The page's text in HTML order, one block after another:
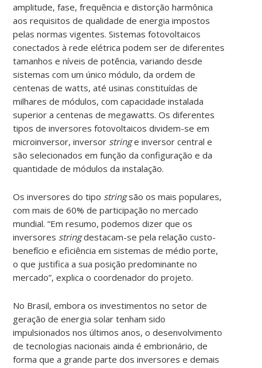
amplitude, fase, frequência e distorção harmônica
aos requisitos de qualidade de energia impostos
pelas normas vigentes. Sistemas fotovoltaicos
conectados à rede elétrica podem ser de diferentes
tamanhos e níveis de potência, variando desde
sistemas com um único módulo, da ordem de
centenas de watts, até usinas constituídas de
milhares de módulos, com capacidade instalada
superior a centenas de megawatts. Os diferentes
tipos de inversores fotovoltaicos dividem-se em
microinversor, inversor stringe inversor central e
são selecionados em função da configuração e da
quantidade de módulos da instalação.
Os inversores do tipo stringsão os mais populares,
com mais de 60% de participação no mercado
mundial. “Em resumo, podemos dizer que os
inversores stringdestacam-se pela relação custo-
benefício e eficiência em sistemas de médio porte,
o que justifica a sua posição predominante no
mercado”, explica o coordenador do projeto.
No Brasil, embora os investimentos no setor de
geração de energia solar tenham sido
impulsionados nos últimos anos, o desenvolvimento
de tecnologias nacionais ainda é embrionário, de
forma que a grande parte dos inversores e demais